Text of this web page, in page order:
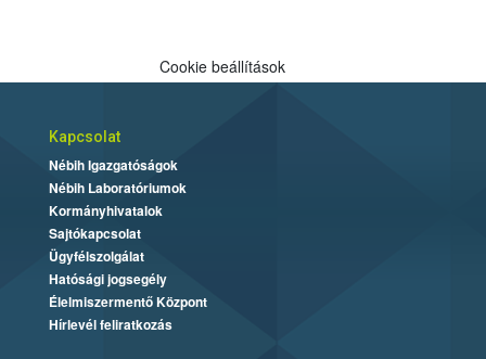
Cookie beállítások
Kapcsolat
Nébih Igazgatóságok
Nébih Laboratóriumok
Kormányhivatalok
Sajtókapcsolat
Ügyfélszolgálat
Hatósági jogsegély
Élelmiszermentő Központ
Hírlevél feliratkozás